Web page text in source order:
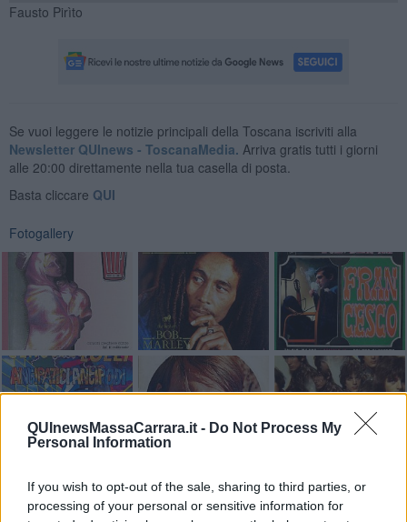
QUInewsMassaCarrara.it - Do Not Process My
Personal Information
If you wish to opt-out of the sale, sharing to third parties, or
processing of your personal or sensitive information for
Fausto Pirìto
Se vuoi leggere le notizie principali della Toscana iscriviti alla
Newsletter QUInews - ToscanaMedia. Arriva gratis tutti i giorni
alle 20:00 direttamente nella tua casella di posta.
Basta cliccare QUI
Fotogallery
Videogallery